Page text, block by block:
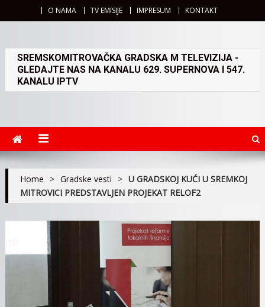
O NAMA TV EMISIJE IMPRESUM KONTAKT
SREMSKOMITROVAČKA GRADSKA M TELEVIZIJA -
GLEDAJTE NAS NA KANALU 629. SUPERNOVA I 547.
KANALU IPTV
Home > Gradske vesti > U GRADSKOJ KUĆI U SREMKOJ
MITROVICI PREDSTAVLJEN PROJEKAT RELOF2